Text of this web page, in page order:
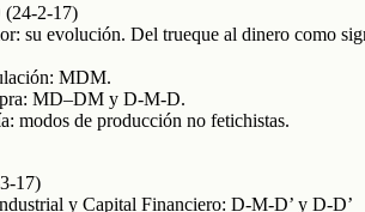
(24-2-17)
su evolución. Del trueque al dinero como
MDM.
MD–DM y D-M-D.
modos de producción no fetichistas.
17)
y Capital Financiero: D-M-D’ y D-D’